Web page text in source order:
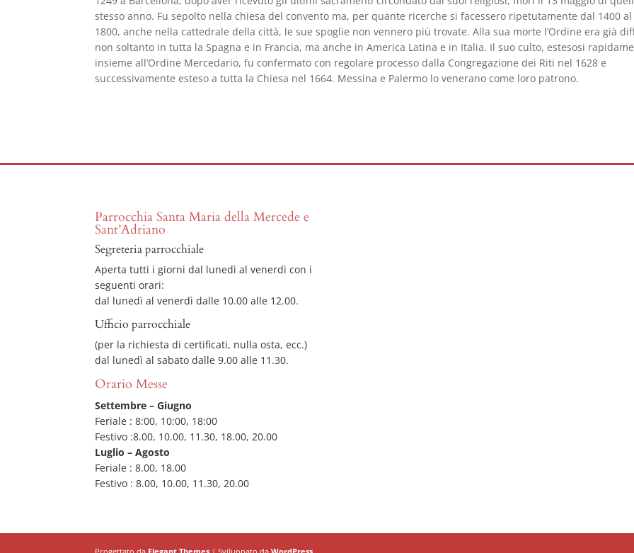
stesso anno. Fu sepolto nella chiesa del convento ma, per quante ricerche si facessero ripetutamente dal 1400 al
1800, anche nella cattedrale della città, le sue spoglie non vennero più trovate. Alla sua morte l’Ordine era già
non soltanto in tutta la Spagna e in Francia, ma anche in America Latina e in Italia. Il suo culto, estesosi
insieme all’Ordine Mercedario, fu confermato con regolare processo dalla Congregazione dei Riti nel 1628 e
successivamente esteso a tutta la Chiesa nel 1664. Messina e Palermo lo venerano come loro patrono.
Parrocchia Santa Maria della Mercede e
Sant’Adriano
Segreteria parrocchiale
Aperta tutti i giorni dal lunedì al venerdì con i
seguenti orari:
dal lunedì al venerdì dalle 10.00 alle 12.00.
Ufficio parrocchiale
(per la richiesta di certificati, nulla osta, ecc.)
dal lunedì al sabato dalle 9.00 alle 11.30.
Orario Messe
Settembre – Giugno
Feriale : 8:00, 10:00, 18:00
Festivo :8.00, 10.00, 11.30, 18.00, 20.00
Luglio – Agosto
Feriale : 8.00, 18.00
Festivo : 8.00, 10.00, 11.30, 20.00